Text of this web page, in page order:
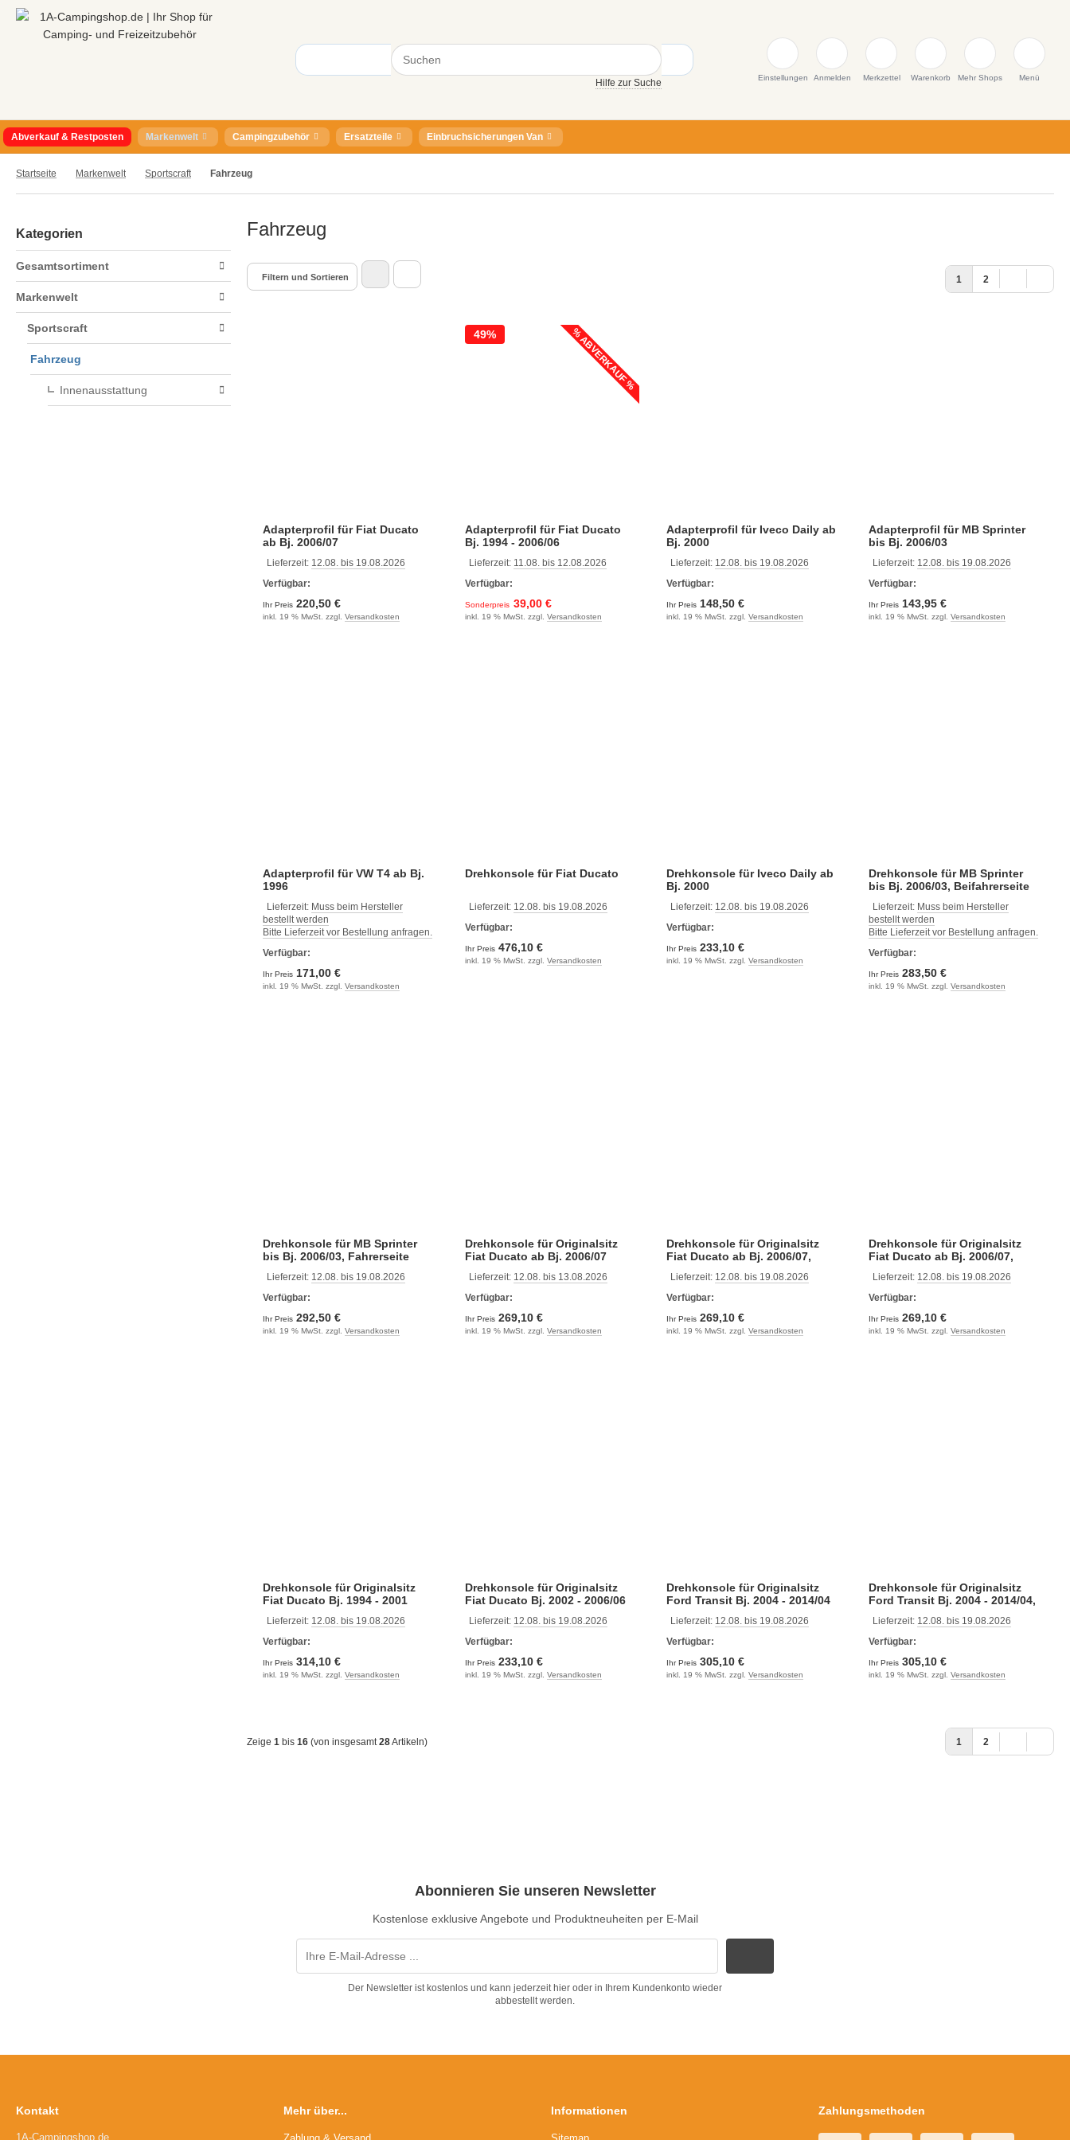
Hilfe zur Suche Einstellungen Anmelden Merkzettel Warenkorb Mehr Shops Menü
Abverkauf & Restposten Markenwelt Campingzubehör Ersatzteile Einbruchsicherungen Van
Startseite Markenwelt Sportscraft Fahrzeug
Kategorien
Gesamtsortiment
Markenwelt
Sportscraft
Fahrzeug
Innenausstattung
Fahrzeug
Filtern und Sortieren 1 2
Adapterprofil für Fiat Ducato
ab Bj. 2006/07
Lieferzeit: 12.08. bis 19.08.2026
Verfügbar:
Ihr Preis 220,50 €
inkl. 19 % MwSt. zzgl. Versandkosten
% ABVERKAUF %
Adapterprofil für Fiat Ducato
Bj. 1994 - 2006/06
Lieferzeit: 11.08. bis 12.08.2026
Verfügbar:
Sonderpreis 39,00 €
49%
inkl. 19 % MwSt. zzgl. Versandkosten
Adapterprofil für Iveco Daily ab
Bj. 2000
Lieferzeit: 12.08. bis 19.08.2026
Verfügbar:
Ihr Preis 148,50 €
inkl. 19 % MwSt. zzgl. Versandkosten
Adapterprofil für MB Sprinter
bis Bj. 2006/03
Lieferzeit: 12.08. bis 19.08.2026
Verfügbar:
Ihr Preis 143,95 €
inkl. 19 % MwSt. zzgl. Versandkosten
Adapterprofil für VW T4 ab Bj.
1996
Lieferzeit: Muss beim Hersteller
bestellt werden
Bitte Lieferzeit vor Bestellung anfragen.
Verfügbar:
Ihr Preis 171,00 €
inkl. 19 % MwSt. zzgl. Versandkosten
Drehkonsole für Fiat Ducato
Lieferzeit: 12.08. bis 19.08.2026
Verfügbar:
Ihr Preis 476,10 €
inkl. 19 % MwSt. zzgl. Versandkosten
Drehkonsole für Iveco Daily ab
Bj. 2000
Lieferzeit: 12.08. bis 19.08.2026
Verfügbar:
Ihr Preis 233,10 €
inkl. 19 % MwSt. zzgl. Versandkosten
Drehkonsole für MB Sprinter
bis Bj. 2006/03, Beifahrerseite
Lieferzeit: Muss beim Hersteller
bestellt werden
Bitte Lieferzeit vor Bestellung anfragen.
Verfügbar:
Ihr Preis 283,50 €
inkl. 19 % MwSt. zzgl. Versandkosten
Drehkonsole für MB Sprinter
bis Bj. 2006/03, Fahrerseite
Lieferzeit: 12.08. bis 19.08.2026
Verfügbar:
Ihr Preis 292,50 €
inkl. 19 % MwSt. zzgl. Versandkosten
Drehkonsole für Originalsitz
Fiat Ducato ab Bj. 2006/07
Lieferzeit: 12.08. bis 13.08.2026
Verfügbar:
Ihr Preis 269,10 €
inkl. 19 % MwSt. zzgl. Versandkosten
Drehkonsole für Originalsitz
Fiat Ducato ab Bj. 2006/07,
Beifahrerseite
Lieferzeit: 12.08. bis 19.08.2026
Verfügbar:
Ihr Preis 269,10 €
inkl. 19 % MwSt. zzgl. Versandkosten
Drehkonsole für Originalsitz
Fiat Ducato ab Bj. 2006/07,
Lieferzeit: 12.08. bis 19.08.2026
Verfügbar:
Ihr Preis 269,10 €
inkl. 19 % MwSt. zzgl. Versandkosten
Drehkonsole für Originalsitz
Fiat Ducato Bj. 1994 - 2001
Lieferzeit: 12.08. bis 19.08.2026
Verfügbar:
Ihr Preis 314,10 €
inkl. 19 % MwSt. zzgl. Versandkosten
Drehkonsole für Originalsitz
Fiat Ducato Bj. 2002 - 2006/06
Lieferzeit: 12.08. bis 19.08.2026
Verfügbar:
Ihr Preis 233,10 €
inkl. 19 % MwSt. zzgl. Versandkosten
Drehkonsole für Originalsitz
Ford Transit Bj. 2004 - 2014/04
Fahrerseite
Lieferzeit: 12.08. bis 19.08.2026
Verfügbar:
Ihr Preis 305,10 €
inkl. 19 % MwSt. zzgl. Versandkosten
Drehkonsole für Originalsitz
Ford Transit Bj. 2004 - 2014/04,
Lieferzeit: 12.08. bis 19.08.2026
Verfügbar:
Ihr Preis 305,10 €
inkl. 19 % MwSt. zzgl. Versandkosten
Zeige 1 bis 16 (von insgesamt28Artikeln) 1 2
Abonnieren Sie unseren Newsletter
Kostenlose exklusive Angebote und Produktneuheiten per E-Mail
Der Newsletter ist kostenlos und kann jederzeit hier oder in Ihrem Kundenkonto wieder
abbestellt werden.
Kontakt
1A-Campingshop.de
Mehr über... Informationen Zahlungsmethoden